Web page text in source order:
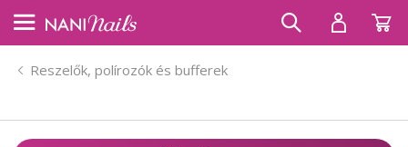
Reszelők, polírozók és bufferek